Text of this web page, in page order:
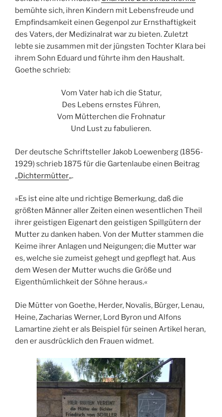
bemühte sich, ihren Kindern mit Lebensfreude und
Empfindsamkeit einen Gegenpol zur Ernsthaftigkeit
des Vaters, der Medizinalrat war zu bieten. Zuletzt
lebte sie zusammen mit der jüngsten Tochter Klara bei
ihrem Sohn Eduard und führte ihm den Haushalt.
Goethe schrieb:
Vom Vater hab ich die Statur,
Des Lebens ernstes Führen,
Vom Mütterchen die Frohnatur
Und Lust zu fabulieren.
Der deutsche Schriftsteller Jakob Loewenberg (1856-
1929) schrieb 1875 für die Gartenlaube einen Beitrag
„Dichtermütter„.
»Es ist eine alte und richtige Bemerkung, daß die
größten Männer aller Zeiten einen wesentlichen Theil
ihrer geistigen Eigenart den geistigen Spillgütern der
Mutter zu danken haben. Von der Mutter stammen die
Keime ihrer Anlagen und Neigungen; die Mutter war
es, welche sie zumeist gehegt und gepflegt hat. Aus
dem Wesen der Mutter wuchs die Größe und
Eigenthümlichkeit der Söhne heraus.«
Die Mütter von Goethe, Herder, Novalis, Bürger, Lenau,
Heine, Zacharias Werner, Lord Byron und Alfons
Lamartine zieht er als Beispiel für seinen Artikel heran,
den er ausdrücklich den Frauen widmet.